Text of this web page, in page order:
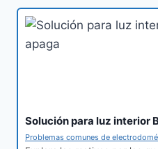
Solución para luz interior
Problemas comunes de